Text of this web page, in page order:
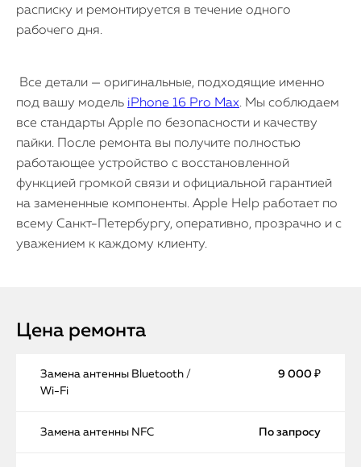
расписку и ремонтируется в течение одного
рабочего дня.
Все детали — оригинальные, подходящие именно
под вашу модель iPhone 16 Pro Max. Мы соблюдаем
все стандарты Apple по безопасности и качеству
пайки. После ремонта вы получите полностью
работающее устройство с восстановленной
функцией громкой связи и официальной гарантией
на замененные компоненты. Apple Help работает по
всему Санкт-Петербургу, оперативно, прозрачно и с
уважением к каждому клиенту.
Цена ремонта
Замена антенны Bluetooth /
Wi-Fi
9 000 ₽
Замена антенны NFC По запросу